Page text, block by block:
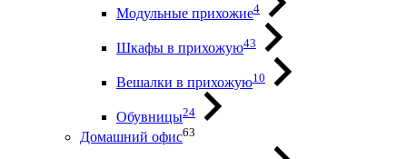
Модульные прихожие4
Шкафы в прихожую43
Вешалки в прихожую10
Обувницы24
Домашний офис63